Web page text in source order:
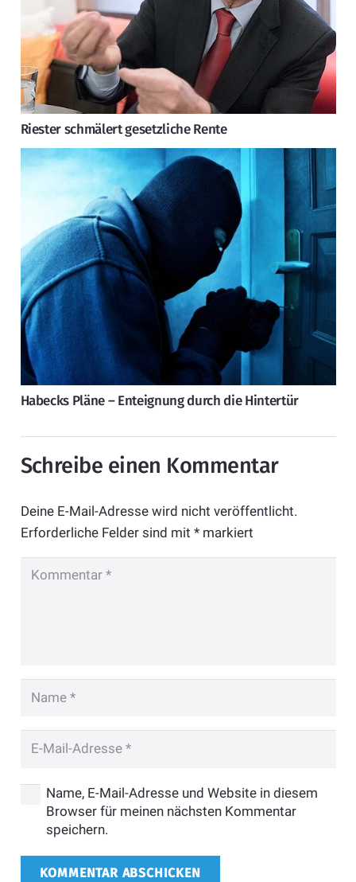
Riester schmälert gesetzliche Rente
Habecks Pläne – Enteignung durch die Hintertür
Schreibe einen Kommentar
Deine E-Mail-Adresse wird nicht veröffentlicht.
Erforderliche Felder sind mit *markiert
Name, E-Mail-Adresse und Website in diesem
Browser für meinen nächsten Kommentar
speichern.
KOMMENTAR ABSCHICKEN